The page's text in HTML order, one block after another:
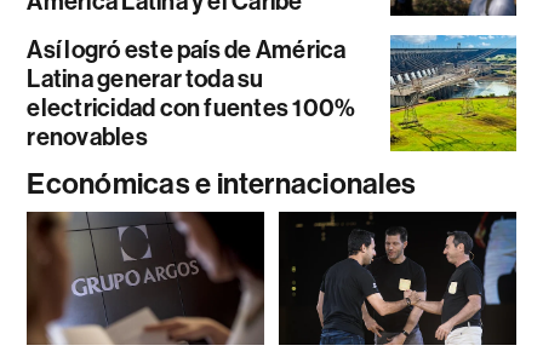
Así logró este país de América
Latina generar toda su
electricidad con fuentes 100%
renovables
Económicas e internacionales